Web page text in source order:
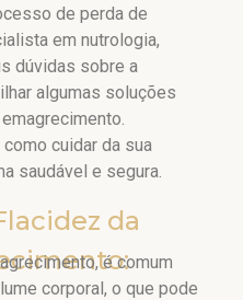
de perda de
em nutrologia,
dúvidas sobre a
algumas soluções
cuidar da sua
saudável e segura.
da
é comum
corporal, o que pode